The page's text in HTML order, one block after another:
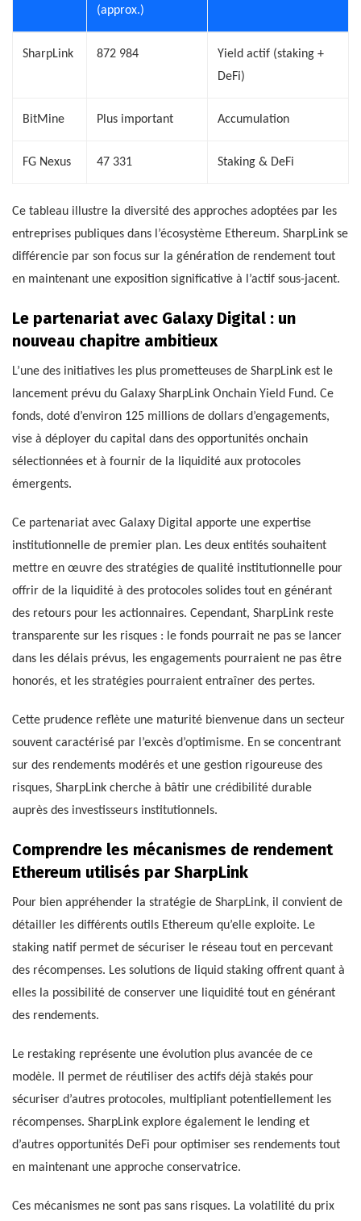
(approx.)
SharpLink 872 984
Yield actif (staking +
DeFi)
BitMine Plus important Accumulation
FG Nexus 47 331 Staking & DeFi
Ce tableau illustre la diversité des approches adoptées par les
entreprises publiques dans l’écosystème Ethereum. SharpLink se
différencie par son focus sur la génération de rendement tout
en maintenant une exposition significative à l’actif sous-jacent.
Le partenariat avec Galaxy Digital : un
nouveau chapitre ambitieux
L’une des initiatives les plus prometteuses de SharpLink est le
lancement prévu du Galaxy SharpLink Onchain Yield Fund. Ce
fonds, doté d’environ 125 millions de dollars d’engagements,
vise à déployer du capital dans des opportunités onchain
sélectionnées et à fournir de la liquidité aux protocoles
émergents.
Ce partenariat avec Galaxy Digital apporte une expertise
institutionnelle de premier plan. Les deux entités souhaitent
mettre en œuvre des stratégies de qualité institutionnelle pour
offrir de la liquidité à des protocoles solides tout en générant
des retours pour les actionnaires. Cependant, SharpLink reste
transparente sur les risques : le fonds pourrait ne pas se lancer
dans les délais prévus, les engagements pourraient ne pas être
honorés, et les stratégies pourraient entraîner des pertes.
Cette prudence reflète une maturité bienvenue dans un secteur
souvent caractérisé par l’excès d’optimisme. En se concentrant
sur des rendements modérés et une gestion rigoureuse des
risques, SharpLink cherche à bâtir une crédibilité durable
auprès des investisseurs institutionnels.
Comprendre les mécanismes de rendement
Ethereum utilisés par SharpLink
Pour bien appréhender la stratégie de SharpLink, il convient de
détailler les différents outils Ethereum qu’elle exploite. Le
staking natif permet de sécuriser le réseau tout en percevant
des récompenses. Les solutions de liquid staking offrent quant à
elles la possibilité de conserver une liquidité tout en générant
des rendements.
Le restaking représente une évolution plus avancée de ce
modèle. Il permet de réutiliser des actifs déjà stakés pour
sécuriser d’autres protocoles, multipliant potentiellement les
récompenses. SharpLink explore également le lending et
d’autres opportunités DeFi pour optimiser ses rendements tout
en maintenant une approche conservatrice.
Ces mécanismes ne sont pas sans risques. La volatilité du prix